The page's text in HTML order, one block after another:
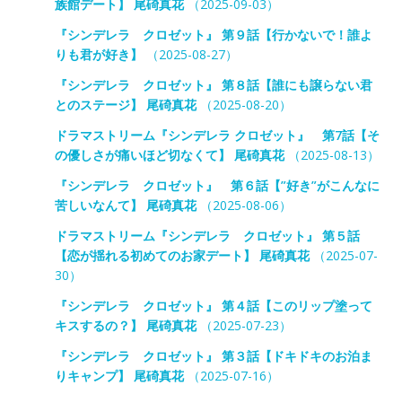
族館デート】 尾碕真花（2025-09-03）
『シンデレラ クロゼット』 第９話【行かないで！誰よ
りも君が好き】
（2025-08-27）
『シンデレラ クロゼット』 第８話【誰にも譲らない君
とのステージ】 尾碕真花（2025-08-20）
ドラマストリーム『シンデレラ クロゼット』 第7話【そ
の優しさが痛いほど切なくて】 尾碕真花（2025-08-13）
『シンデレラ クロゼット』 第６話【”好き”がこんなに
苦しいなんて】 尾碕真花（2025-08-06）
ドラマストリーム『シンデレラ クロゼット』 第５話
【恋が揺れる初めてのお家デート】 尾碕真花（2025-07-
30）
『シンデレラ クロゼット』 第４話【このリップ塗って
キスするの？】 尾碕真花（2025-07-23）
『シンデレラ クロゼット』 第３話【ドキドキのお泊ま
りキャンプ】 尾碕真花（2025-07-16）